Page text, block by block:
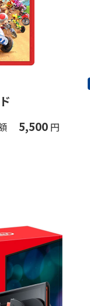
5,500 円